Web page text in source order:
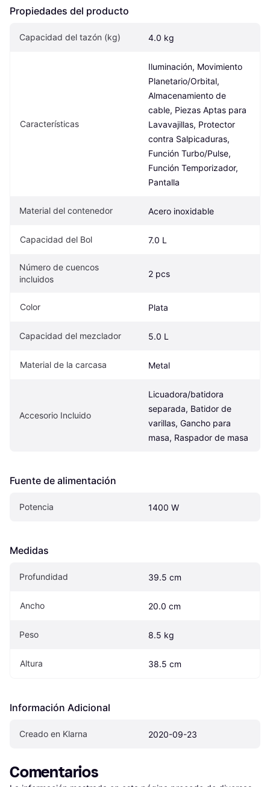
Propiedades del producto
Capacidad del tazón (kg) 4.0 kg
Características
Iluminación, Movimiento
Planetario/Orbital,
Almacenamiento de
cable, Piezas Aptas para
Lavavajillas, Protector
contra Salpicaduras,
Función Turbo/Pulse,
Función Temporizador,
Pantalla
Material del contenedor Acero inoxidable
Capacidad del Bol 7.0 L
Número de cuencos
incluidos
2 pcs
Color Plata
Capacidad del mezclador 5.0 L
Material de la carcasa Metal
Accesorio Incluido
Licuadora/batidora
separada, Batidor de
varillas, Gancho para
masa, Raspador de masa
Fuente de alimentación
Potencia 1400 W
Medidas
Profundidad 39.5 cm
Ancho 20.0 cm
Peso 8.5 kg
Altura 38.5 cm
Información Adicional
Creado en Klarna 2020-09-23
Comentarios